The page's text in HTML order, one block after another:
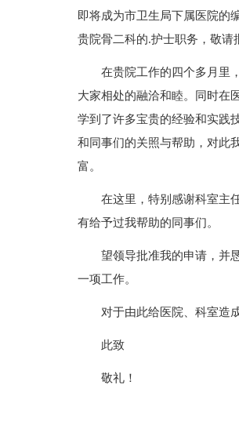
即将成为市卫生局下属医院的
贵院骨二科的.护士职务，敬请
在贵院工作的四个多月里
大家相处的融洽和睦。同时在
学到了许多宝贵的经验和实践
和同事们的关照与帮助，对此
富。
在这里，特别感谢科室主
有给予过我帮助的同事们。
望领导批准我的申请，并
一项工作。
对于由此给医院、科室造
此致
敬礼！